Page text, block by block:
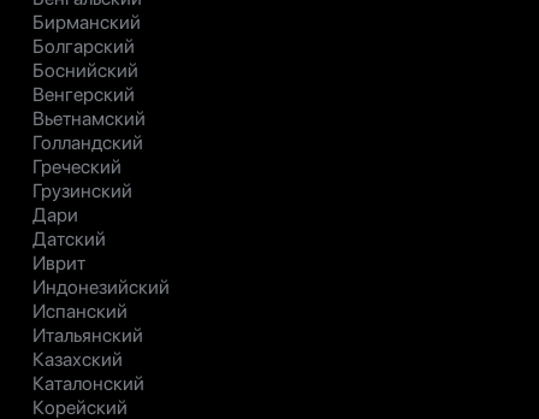
Бирманский
Болгарский
Боснийский
Венгерский
Вьетнамский
Голландский
Греческий
Грузинский
Дари
Датский
Иврит
Индонезийский
Испанский
Итальянский
Казахский
Каталонский
Корейский